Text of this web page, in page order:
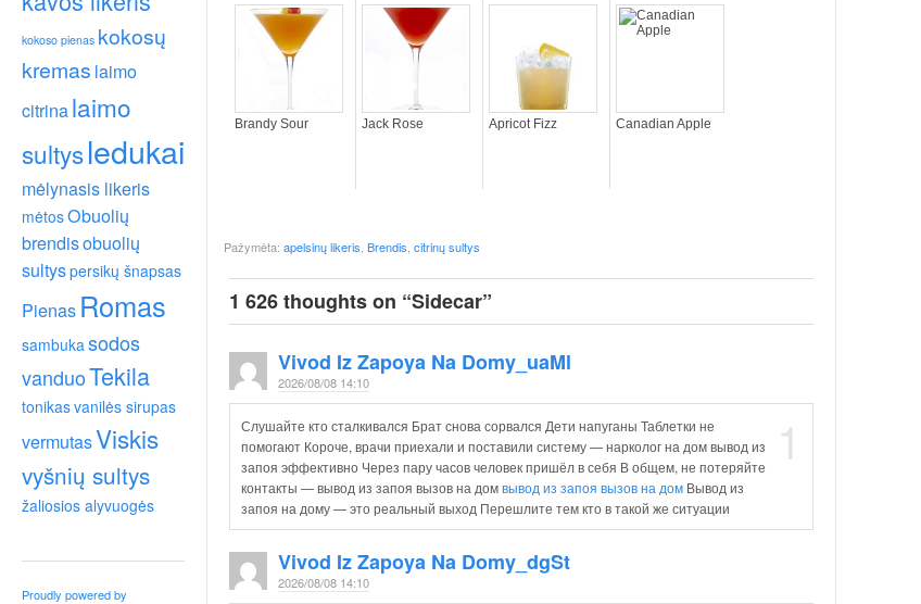
kokoso pienas kokosų
kremas laimo
citrinalaimo
sultysledukai
mėlynasis likeris
mėtosObuolių
brendisobuolių
sultyspersikų šnapsas
Pienas Romas
sambukasodos
vanduoTekila
tonikasvanilės sirupas
vermutasViskis
vyšnių sultys
žaliosios alyvuogės
Proudly powered by
Brandy Sour Jack Rose Apricot Fizz Canadian Apple
Pažymėta: apelsinų likeris Brendis citrinų sultys
1 626 thoughts on “Sidecar”
Vivod Iz Zapoya Na Domy_uaMl
2026/08/08 14:10
1
Слушайте кто сталкивался Брат снова сорвался Дети напуганы Таблетки не
помогают Короче, врачи приехали и поставили систему — нарколог на дом вывод из
запоя эффективно Через пару часов человек пришёл в себя В общем, не потеряйте
контакты — вывод из запоя вызов на домвывод из запоя вызов на дом Вывод из
запоя на дому — это реальный выход Перешлите тем кто в такой же ситуации
Vivod Iz Zapoya Na Domy_dgSt
2026/08/08 14:10